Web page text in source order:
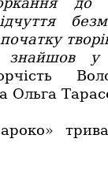
у
Ольга